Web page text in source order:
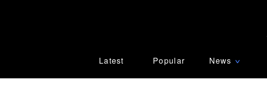
Latest Popular News ∨